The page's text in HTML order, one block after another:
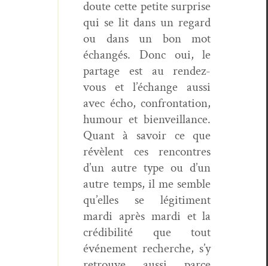
doute cette petite sur­prise
qui se lit dans un regard
ou dans un bon mot
échangés. Donc oui, le
partage est au ren­dez-
vous et l’échange aus­si
avec écho, con­fronta­tion,
humour et bien­veil­lance.
Quant à savoir ce que
révè­lent ces ren­con­tres
d’un autre type ou d’un
autre temps, il me sem­ble
qu’elles se légiti­ment
mar­di après mar­di et la
crédi­bil­ité que tout
événe­ment recherche, s’y